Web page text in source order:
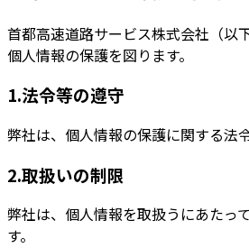
首都高速道路サービス株式会社（以
個人情報の保護を図ります。
1.法令等の遵守
弊社は、個人情報の保護に関する法
2.取扱いの制限
弊社は、個人情報を取扱うにあたっ
す。